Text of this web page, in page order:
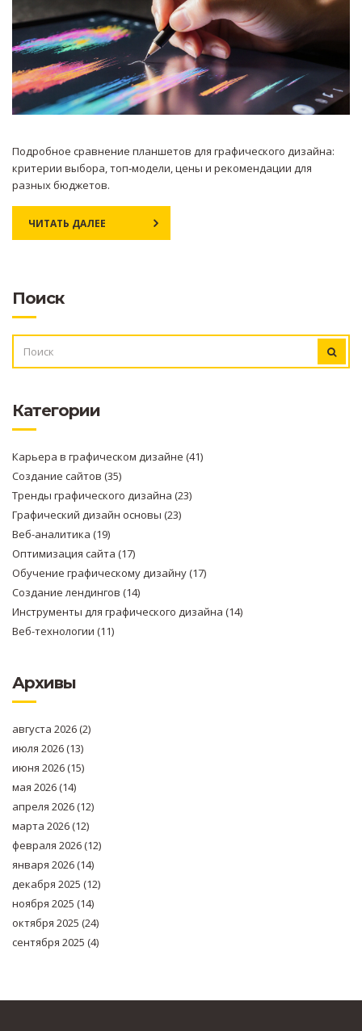
Подробное сравнение планшетов для графического дизайна:
критерии выбора, топ‑модели, цены и рекомендации для
разных бюджетов.
ЧИТАТЬ ДАЛЕЕ
Поиск
Категории
Карьера в графическом дизайне (41)
Создание сайтов (35)
Тренды графического дизайна (23)
Графический дизайн основы (23)
Веб-аналитика (19)
Оптимизация сайта (17)
Обучение графическому дизайну(17)
Создание лендингов (14)
Инструменты для графического дизайна (14)
Веб-технологии (11)
Архивы
августа 2026(2)
июля 2026(13)
июня 2026(15)
мая 2026(14)
апреля 2026(12)
марта 2026(12)
февраля 2026(12)
января 2026(14)
декабря 2025 (12)
ноября 2025 (14)
октября 2025 (24)
сентября 2025 (4)